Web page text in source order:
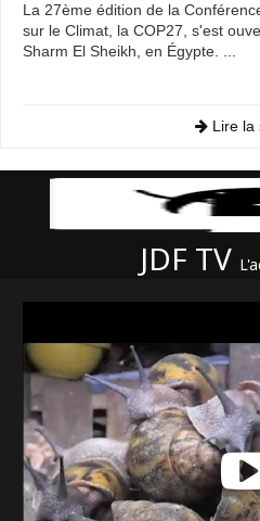
La 27ème édition de la
sur le Climat, la COP27, s'est
Sharm El Sheikh, en Égypte. ...
Lire la
JDF TV